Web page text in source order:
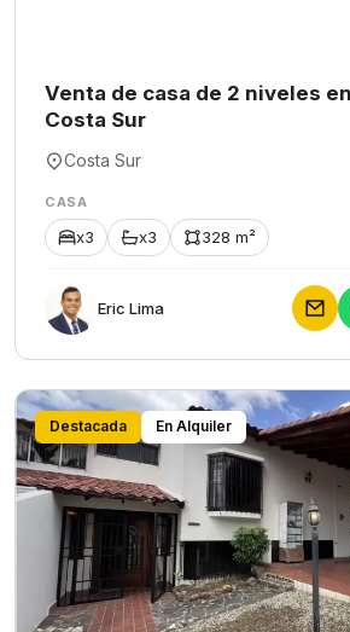
Venta de casa de 2 niveles
Costa Sur
Costa Sur
CASA
x3 x3 328 m²
Eric Lima
Destacada En Alquiler